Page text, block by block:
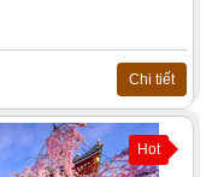
Chi tiết
Hot